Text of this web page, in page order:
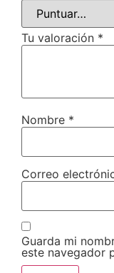
Tu valoración *
Nombre *
Correo
Guarda mi
este navegador